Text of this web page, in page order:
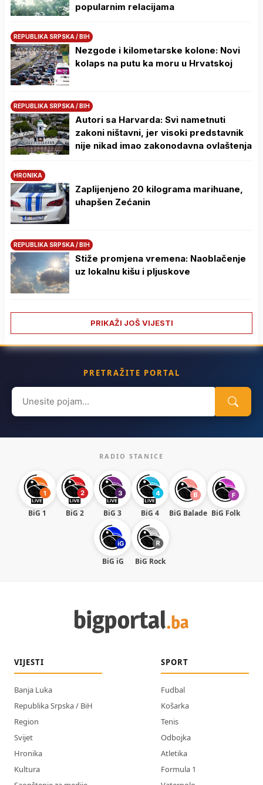
popularnim relacijama
REPUBLIKA SRPSKA / BIH
Nezgode i kilometarske kolone: Novi
kolaps na putu ka moru u Hrvatskoj
REPUBLIKA SRPSKA / BIH
Autori sa Harvarda: Svi nametnuti
zakoni ništavni, jer visoki predstavnik
nije nikad imao zakonodavna ovlaštenja
HRONIKA
Zaplijenjeno 20 kilograma marihuane,
uhapšen Zećanin
REPUBLIKA SRPSKA / BIH
Stiže promjena vremena: Naoblačenje
uz lokalnu kišu i pljuskove
PRIKAŽI JOŠ VIJESTI
PRETRAŽITE PORTAL
Search
for:
RADIO STANICE
BiG 1 BiG 2 BiG 3 BiG 4 BiG Balade BiG Folk
BiG iG BiG Rock
VIJESTI
Banja Luka
Republika Srpska / BiH
Region
Svijet
Hronika
Kultura
SPORT
Fudbal
Košarka
Tenis
Odbojka
Atletika
Formula 1